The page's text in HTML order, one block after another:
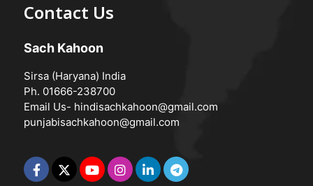
Contact Us
Sach Kahoon
Sirsa (Haryana) India
Ph. 01666-238700
Email Us- hindisachkahoon@gmail.com
punjabisachkahoon@gmail.com